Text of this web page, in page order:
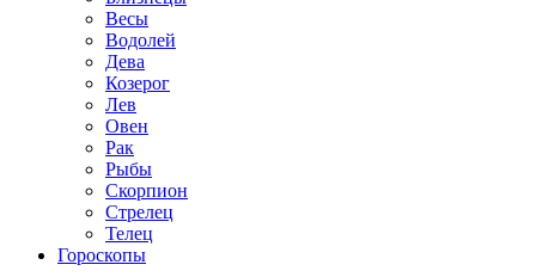
Весы
Водолей
Дева
Козерог
Лев
Овен
Рак
Рыбы
Скорпион
Стрелец
Телец
Гороскопы